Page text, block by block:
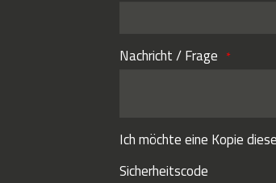
Nachricht / Frage
Ich möchte eine Kopie
Sicherheitscode